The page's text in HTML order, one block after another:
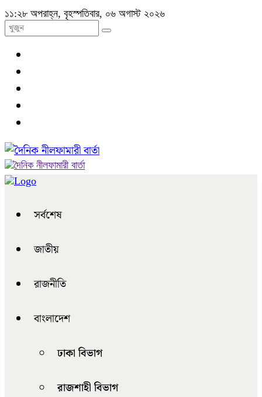
১১:২৮ অপরাহ্ন, বৃহস্পতিবার, ০৬ অগাস্ট ২০২৬
সর্বশেষ
জাতীয়
রাজনীতি
বাংলাদেশ
ঢাকা বিভাগ
রাজশাহী বিভাগ